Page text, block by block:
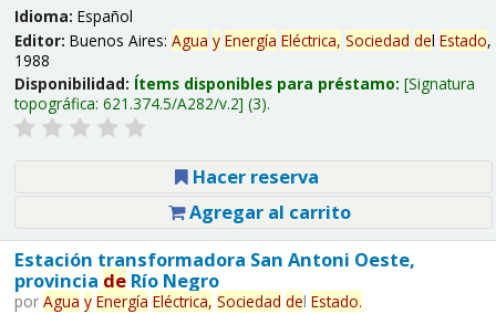
Idioma: Español
Editor: Buenos Aires: Agua y Energía Eléctrica, Sociedad del Estado,
1988
Disponibilidad: Ítems disponibles para préstamo: Signatura
topográfica: 621.374.5/A282/v.2 (3).
Hacer reserva
Agregar al carrito
Estación transformadora San Antoni Oeste,
provincia deRío Negro
por Agua y Energía Eléctrica, Sociedad del Estado.